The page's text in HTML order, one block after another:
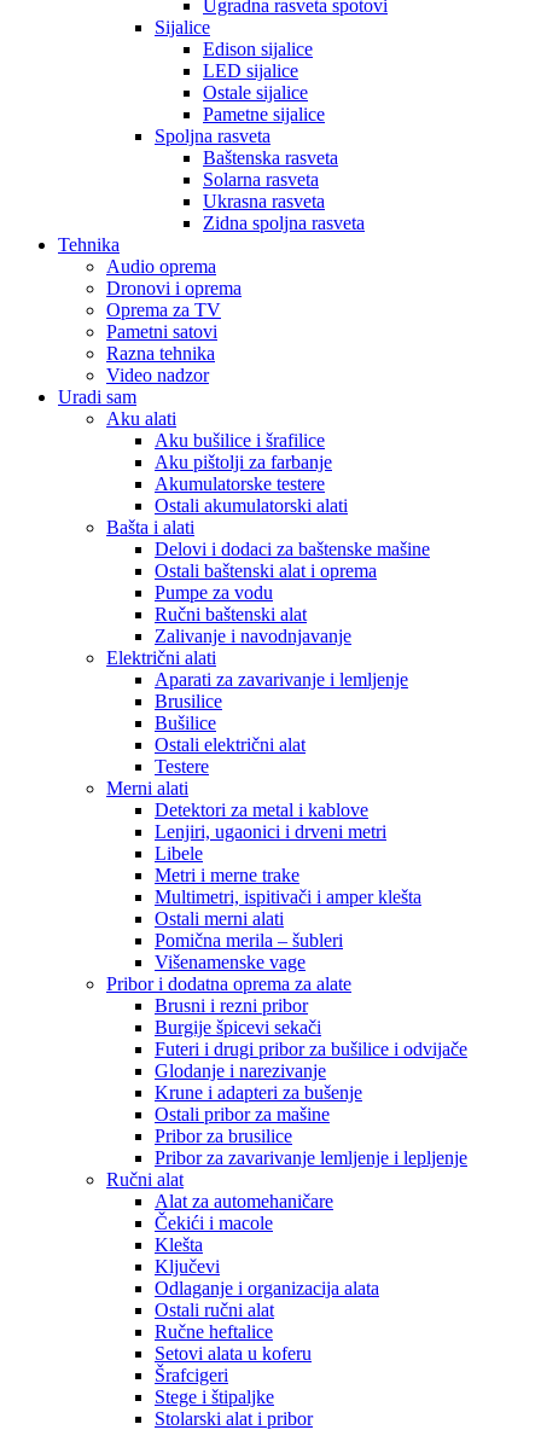
Ugradna rasveta spotovi
Sijalice
Edison sijalice
LED sijalice
Ostale sijalice
Pametne sijalice
Spoljna rasveta
Baštenska rasveta
Solarna rasveta
Ukrasna rasveta
Zidna spoljna rasveta
Tehnika
Audio oprema
Dronovi i oprema
Oprema za TV
Pametni satovi
Razna tehnika
Video nadzor
Uradi sam
Aku alati
Aku bušilice i šrafilice
Aku pištolji za farbanje
Akumulatorske testere
Ostali akumulatorski alati
Bašta i alati
Delovi i dodaci za baštenske mašine
Ostali baštenski alat i oprema
Pumpe za vodu
Ručni baštenski alat
Zalivanje i navodnjavanje
Električni alati
Aparati za zavarivanje i lemljenje
Brusilice
Bušilice
Ostali električni alat
Testere
Merni alati
Detektori za metal i kablove
Lenjiri, ugaonici i drveni metri
Libele
Metri i merne trake
Multimetri, ispitivači i amper klešta
Ostali merni alati
Pomična merila – šubleri
Višenamenske vage
Pribor i dodatna oprema za alate
Brusni i rezni pribor
Burgije špicevi sekači
Futeri i drugi pribor za bušilice i odvijače
Glodanje i narezivanje
Krune i adapteri za bušenje
Ostali pribor za mašine
Pribor za brusilice
Pribor za zavarivanje lemljenje i lepljenje
Ručni alat
Alat za automehaničare
Čekići i macole
Klešta
Ključevi
Odlaganje i organizacija alata
Ostali ručni alat
Ručne heftalice
Setovi alata u koferu
Šrafcigeri
Stege i štipaljke
Stolarski alat i pribor